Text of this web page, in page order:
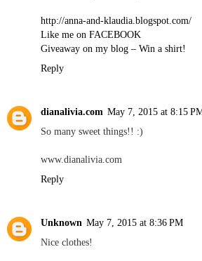
http://anna-and-klaudia.blogspot.com/
Like me on FACEBOOK
Giveaway on my blog – Win a shirt!
Reply
dianalivia.com May 7, 2015 at 8:15
So many sweet things!! :)
www.dianalivia.com
Reply
Unknown May 7, 2015 at 8:36 PM
Nice clothes!